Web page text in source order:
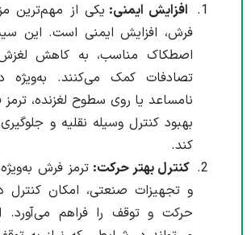
افزایش ایمنی: یکی از مهم‌ترین
فرش، افزایش ایمنی است. این
اصطکاک مناسب، به کاهش لغزش
تصادفات کمک می‌کنند.
نامساعد یا روی سطوح لغزنده،
بهبود کنترل وسیله نقلیه و
کند.
کنترل بهتر حرکت: ترمز فرش
و تجهیزات صنعتی، امکان کنترل
حرکت و توقف را فراهم می‌آورد.